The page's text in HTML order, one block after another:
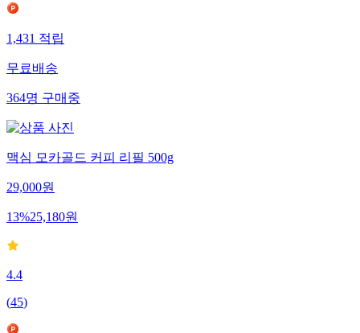
1,431적립
무료배송
364명구매중
맥심 모카골드 커피 리필 500g
29,000원
13%25,180원
4.4
(45)